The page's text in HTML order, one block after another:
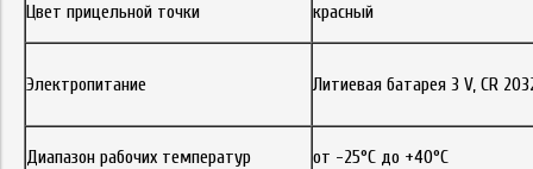
Цвет прицельной точки красный
Электропитание Литиевая батарея 3 V, CR
Диапазон рабочих температур от -25°С до +40°С